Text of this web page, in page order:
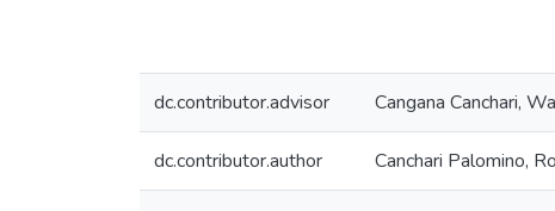
dc.contributor.advisor Cangana Canchari,
dc.contributor.author Canchari Palomino,